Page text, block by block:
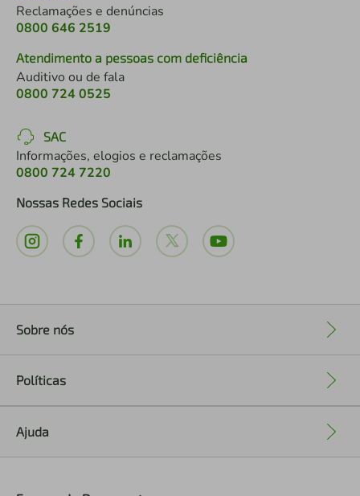
Reclamações e denúncias
0800 646 2519
Atendimento a pessoas com deficiência
Auditivo ou de fala
0800 724 0525
SAC
Informações, elogios e reclamações
0800 724 7220
Nossas Redes Sociais
Sobre nós
Políticas
Ajuda